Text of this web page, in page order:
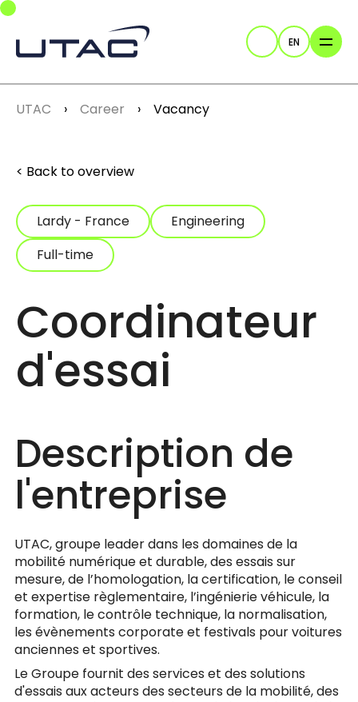
Skip to main navigation
Skip to main content
Skip to page footer
Search
EN
You are here:
UTAC Career Vacancy
Back to overview
Lardy - France
Engineering
Full-time
Coordinateur
d'essai
Description de
l'entreprise
UTAC, groupe leader dans les domaines de la
mobilité numérique et durable, des essais sur
mesure, de l’homologation, la certification, le conseil
et expertise règlementaire, l’ingénierie véhicule, la
formation, le contrôle technique, la normalisation,
les évènements corporate et festivals pour voitures
anciennes et sportives.
Le Groupe fournit des services et des solutions
d'essais aux acteurs des secteurs de la mobilité, des